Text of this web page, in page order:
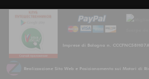
Imprese di Bologna n.
Realizzazione Sito Web e Posizionamento sui Motori di